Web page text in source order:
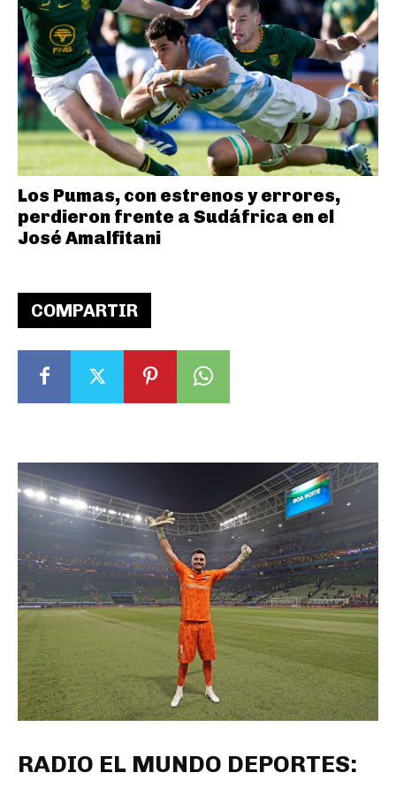
COMPARTIR
RADIO EL MUNDO DEPORTES:
Los Pumas, con estrenos y errores,
perdieron frente a Sudáfrica en el
José Amalfitani